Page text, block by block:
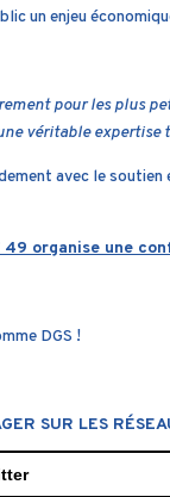
un enjeu
pour les plus
véritable
avec le
49 organise une
DGS !
SUR LES